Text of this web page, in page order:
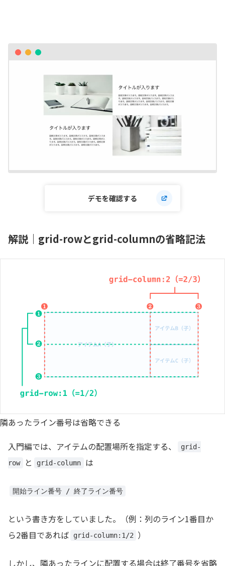
デモを確認する
解説｜grid-rowとgrid-columnの省略記法
隣あったライン番号は省略できる
入門編では、アイテムの配置場所を指定する、
grid-
row
と grid-column は
開始ライン番号 / 終了ライン番号
という書き方をしていました。（例：列のライン1番目か
ら2番目であれば
grid-column:1/2 ）
しかし、隣あったラインに配置する場合は終了番号を省略